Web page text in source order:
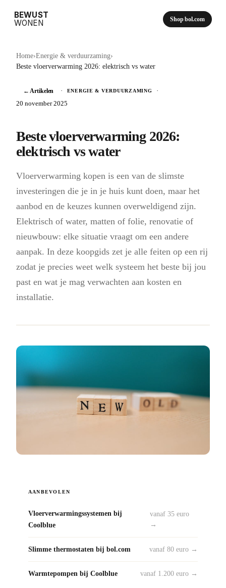
BEWUST
WONEN
Shop bol.com
Home›Energie & verduurzaming›
Beste vloerverwarming 2026: elektrisch vs water
← Artikelen · ENERGIE & VERDUURZAMING
·
20 november 2025
Beste vloerverwarming 2026:
elektrisch vs water
Vloerverwarming kopen is een van de slimste
investeringen die je in je huis kunt doen, maar het
aanbod en de keuzes kunnen overweldigend zijn.
Elektrisch of water, matten of folie, renovatie of
nieuwbouw: elke situatie vraagt om een andere
aanpak. In deze koopgids zet je alle feiten op een rij
zodat je precies weet welk systeem het beste bij jou
past en wat je mag verwachten aan kosten en
installatie.
AANBEVOLEN
Vloerverwarmingssystemen bij
Coolblue
vanaf 35 euro
→
Slimme thermostaten bij bol.com vanaf 80 euro →
Warmtepompen bij Coolblue vanaf 1.200 euro →